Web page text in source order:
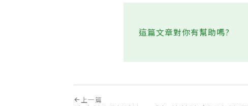
這篇文章對你有幫助嗎?